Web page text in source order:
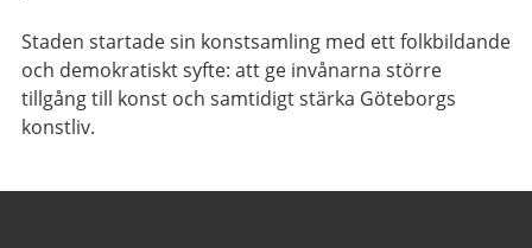
Staden startade sin konstsamling med ett folkbildande
och demokratiskt syfte: att ge invånarna större
tillgång till konst och samtidigt stärka Göteborgs
konstliv.